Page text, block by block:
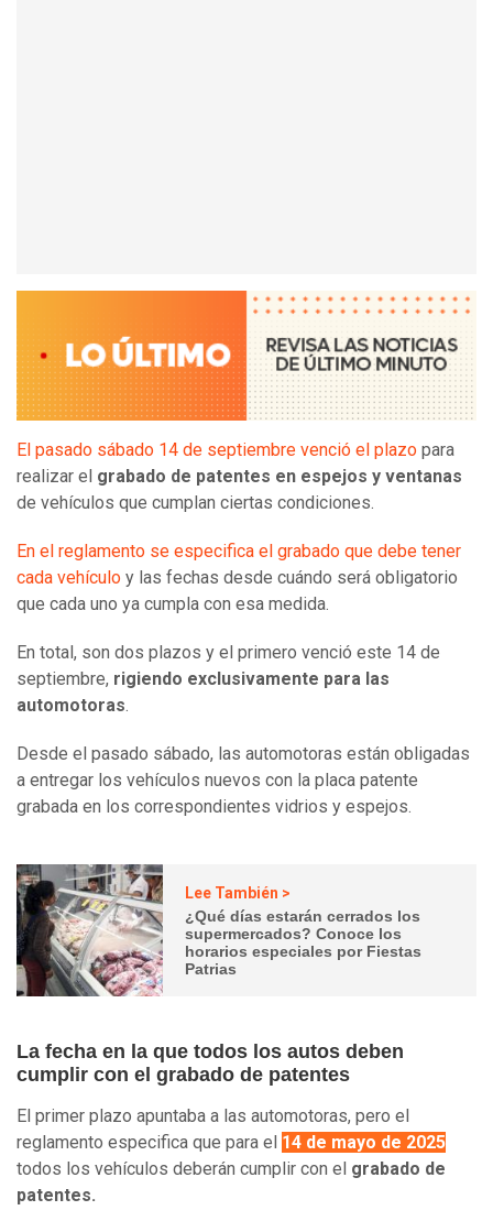
El pasado sábado 14 de septiembre venció el plazo para
realizar el grabado de patentes en espejos y ventanas
de vehículos que cumplan ciertas condiciones.
En el reglamento se especifica el grabado que debe tener
cada vehículo y las fechas desde cuándo será obligatorio
que cada uno ya cumpla con esa medida.
En total, son dos plazos y el primero venció este 14 de
septiembre, rigiendo exclusivamente para las
automotoras.
Desde el pasado sábado, las automotoras están obligadas
a entregar los vehículos nuevos con la placa patente
grabada en los correspondientes vidrios y espejos.
Lee También >
¿Qué días estarán cerrados los
supermercados? Conoce los
horarios especiales por Fiestas
Patrias
La fecha en la que todos los autos deben
cumplir con el grabado de patentes
El primer plazo apuntaba a las automotoras, pero el
reglamento especifica que para el 14 de mayo de 2025
todos los vehículos deberán cumplir con el grabado de
patentes.